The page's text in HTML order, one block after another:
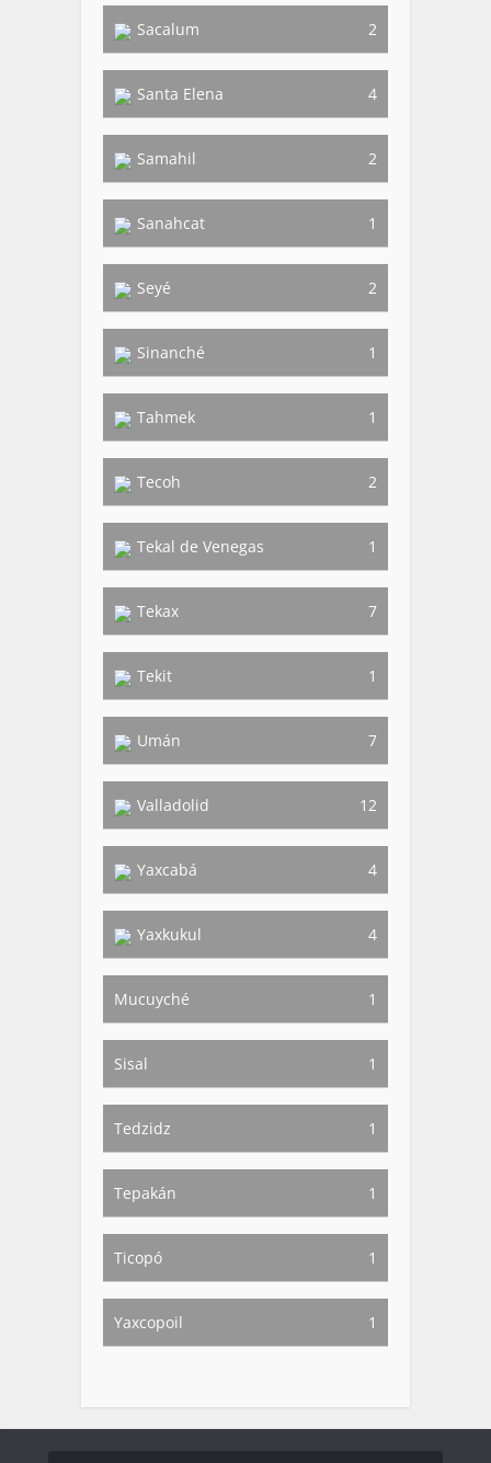
Sacalum 2
Santa Elena 4
Samahil 2
Sanahcat 1
Seyé 2
Sinanché 1
Tahmek 1
Tecoh 2
Tekal de Venegas 1
Tekax 7
Tekit 1
Umán 7
Valladolid 12
Yaxcabá 4
Yaxkukul 4
Mucuyché 1
Sisal 1
Tedzidz 1
Tepakán 1
Ticopó 1
Yaxcopoil 1